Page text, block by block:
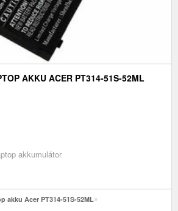
AKKU ACER PT314-51S-52ML
akkumulátor
akku Acer PT314-51S-52ML